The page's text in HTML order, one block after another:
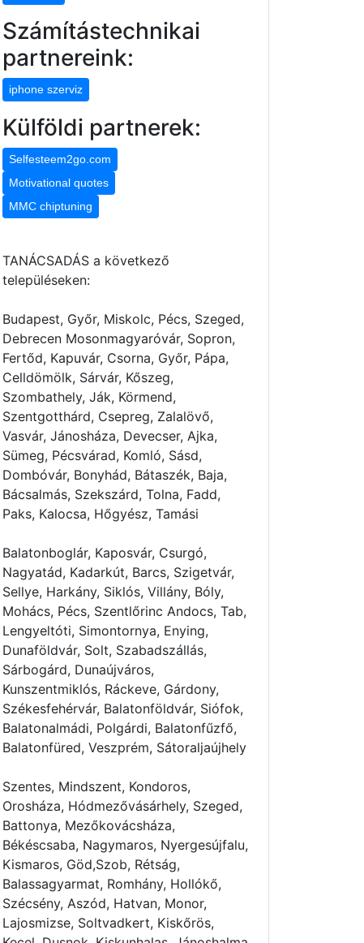
Számítástechnikai
partnereink:
iphone szerviz
Külföldi partnerek:
Selfesteem2go.com
Motivational quotes
MMC chiptuning
TANÁCSADÁS a következő
településeken:
Budapest, Győr, Miskolc, Pécs, Szeged,
Debrecen Mosonmagyaróvár, Sopron,
Fertőd, Kapuvár, Csorna, Győr, Pápa,
Celldömölk, Sárvár, Kőszeg,
Szombathely, Ják, Körmend,
Szentgotthárd, Csepreg, Zalalövő,
Vasvár, Jánosháza, Devecser, Ajka,
Sümeg, Pécsvárad, Komló, Sásd,
Dombóvár, Bonyhád, Bátaszék, Baja,
Bácsalmás, Szekszárd, Tolna, Fadd,
Paks, Kalocsa, Hőgyész, Tamási
Balatonboglár, Kaposvár, Csurgó,
Nagyatád, Kadarkút, Barcs, Szigetvár,
Sellye, Harkány, Siklós, Villány, Bóly,
Mohács, Pécs, Szentlőrinc Andocs, Tab,
Lengyeltóti, Simontornya, Enying,
Dunaföldvár, Solt, Szabadszállás,
Sárbogárd, Dunaújváros,
Kunszentmiklós, Ráckeve, Gárdony,
Székesfehérvár, Balatonföldvár, Siófok,
Balatonalmádi, Polgárdi, Balatonfűzfő,
Balatonfüred, Veszprém, Sátoraljaújhely
Szentes, Mindszent, Kondoros,
Orosháza, Hódmezővásárhely, Szeged,
Battonya, Mezőkovácsháza,
Békéscsaba, Nagymaros, Nyergesújfalu,
Kismaros, Göd,Szob, Rétság,
Balassagyarmat, Romhány, Hollókő,
Szécsény, Aszód, Hatvan, Monor,
Lajosmizse, Soltvadkert, Kiskőrös,